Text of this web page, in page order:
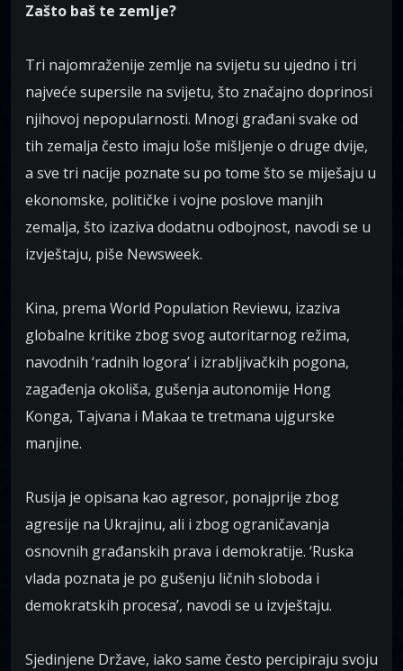
Zašto baš te zemlje?
Tri najomraženije zemlje na svijetu su ujedno i tri
najveće supersile na svijetu, što značajno doprinosi
njihovoj nepopularnosti. Mnogi građani svake od
tih zemalja često imaju loše mišljenje o druge dvije,
a sve tri nacije poznate su po tome što se miješaju u
ekonomske, političke i vojne poslove manjih
zemalja, što izaziva dodatnu odbojnost, navodi se u
izvještaju, piše Newsweek.
Kina, prema World Population Reviewu, izaziva
globalne kritike zbog svog autoritarnog režima,
navodnih ‘radnih logora’ i izrabljivačkih pogona,
zagađenja okoliša, gušenja autonomije Hong
Konga, Tajvana i Makaa te tretmana ujgurske
manjine.
Rusija je opisana kao agresor, ponajprije zbog
agresije na Ukrajinu, ali i zbog ograničavanja
osnovnih građanskih prava i demokratije. ‘Ruska
vlada poznata je po gušenju ličnih sloboda i
demokratskih procesa’, navodi se u izvještaju.
Sjedinjene Države, iako same često percipiraju svoju